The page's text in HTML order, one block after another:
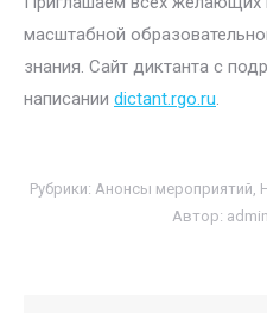
масштабной
знания. Сайт диктанта с
написании dictant.rgo.ru.
Рубрики: Анонсы мероприятий,
Автор: admin